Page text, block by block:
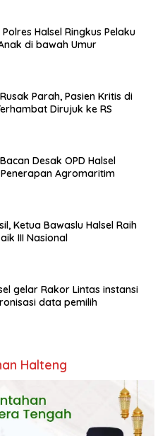
Halsel Ringkus Pelaku
di bawah Umur
Parah, Pasien Kritis di
Dirujuk ke RS
Desak OPD Halsel
Agromaritim
Ketua Bawaslu Halsel Raih
III Nasional
gelar Rakor Lintas instansi
data pemilih
Halteng